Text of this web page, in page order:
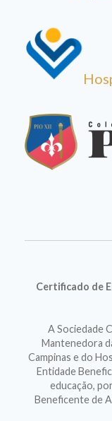
Certificado de
A Sociedade
Mantenedora
Campinas e do
Entidade
educação,
Beneficente de